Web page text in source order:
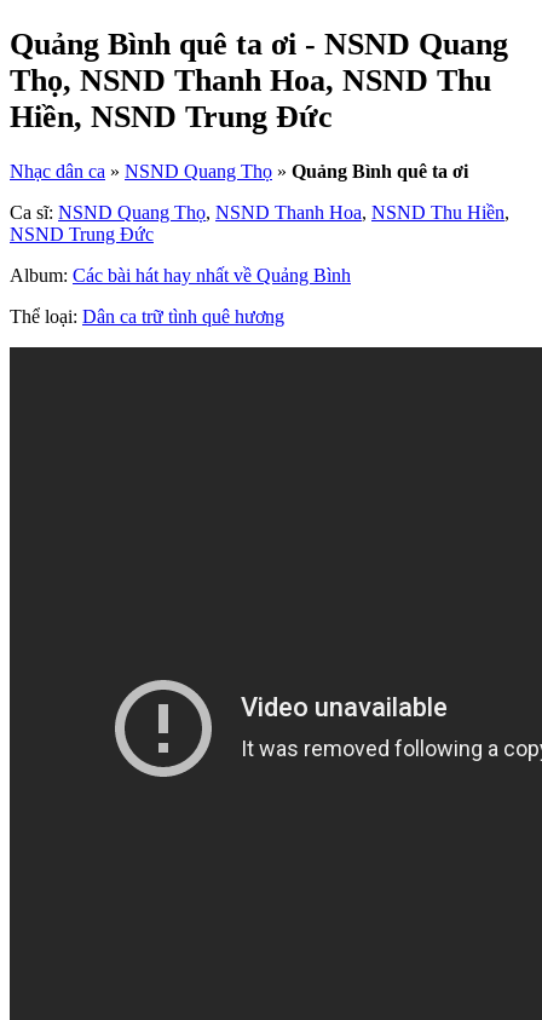
Quảng Bình quê ta ơi - NSND Quang
Thọ, NSND Thanh Hoa, NSND Thu
Hiền, NSND Trung Đức
Nhạc dân ca » NSND Quang Thọ » Quảng Bình quê ta ơi
Ca sĩ: NSND Quang Thọ, NSND Thanh Hoa, NSND Thu Hiền,
NSND Trung Đức
Album: Các bài hát hay nhất về Quảng Bình
Thể loại: Dân ca trữ tình quê hương